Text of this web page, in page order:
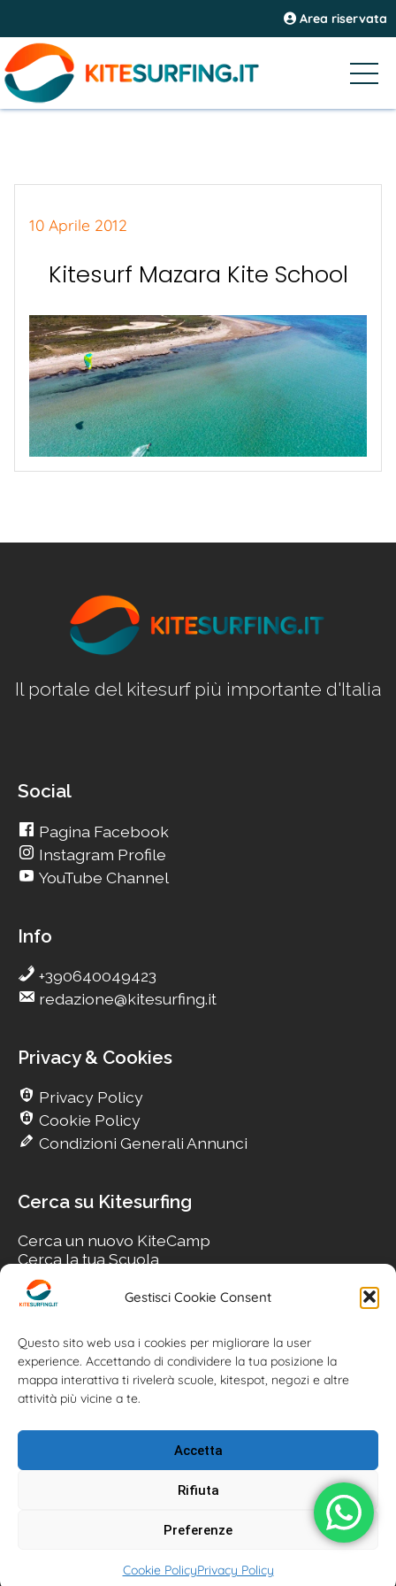
Gestisci Cookie Consent
Questo sito web usa i cookies per migliorare la user
experience. Accettando di condividere la tua posizione la
mappa interattiva ti rivelerà scuole, kitespot, negozi e altre
attività più vicine a te.
Accetta
Rifiuta
Preferenze
Cookie PolicyPrivacy Policy
Area riservata
10 Aprile 2012
Kitesurf Mazara Kite School
Il portale del kitesurf più importante d'Italia
Social
Pagina Facebook
Instagram Profile
YouTube Channel
Info
+390640049423
redazione@kitesurfing.it
Privacy & Cookies
Privacy Policy
Cookie Policy
Condizioni Generali Annunci
Cerca su Kitesurfing
Cerca un nuovo KiteCamp
Cerca la tua Scuola
Cerca il tuo KiteSpot
Cerca Accommodation
Cerca il tuo Usato
Kitesurfing powered by Associazione Kitesurf Italiana